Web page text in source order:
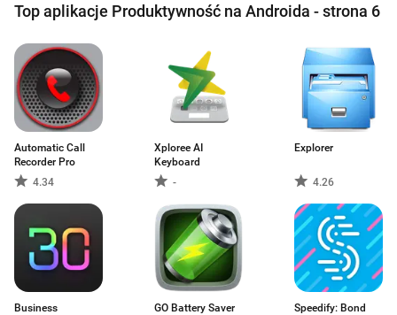
Top aplikacje Produktywność na Androida - strona 6
Automatic Call
Recorder Pro
4.34
Xploree AI
Keyboard
-
Explorer
4.26
Business
GO Battery Saver
Speedify: Bond